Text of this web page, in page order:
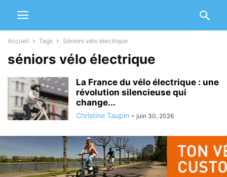
Accueil Tags Séniors vélo électrique
séniors vélo électrique
La France du vélo électrique : une
révolution silencieuse qui
change...
Christine Taupin - juin 30, 2026